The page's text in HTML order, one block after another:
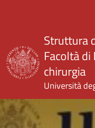
Struttura
Facoltà di
chirurgia
Università
Home page